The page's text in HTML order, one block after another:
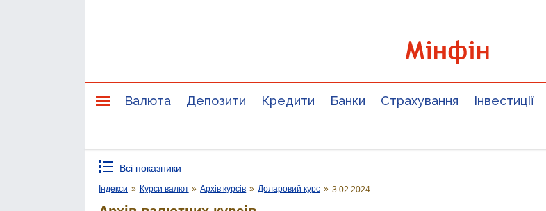
Валюта Депозити Кредити Банки Страхування Інвестиції
Всі показники
Індекси » Курси валют » Архів курсів » Доларовий курс » 3.02.2024